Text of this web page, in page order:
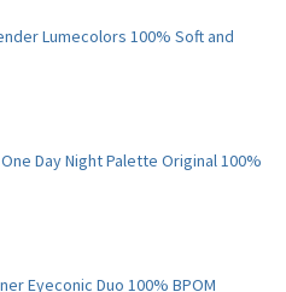
Lumecolors 100% Soft and
Day Night Palette Original 100%
Eyeconic Duo 100% BPOM